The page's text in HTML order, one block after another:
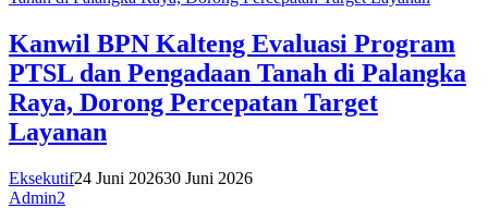
Kanwil BPN Kalteng Evaluasi Program
PTSL dan Pengadaan Tanah di Palangka
Raya, Dorong Percepatan Target
Layanan
Eksekutif24 Juni 202630 Juni 2026
Admin2